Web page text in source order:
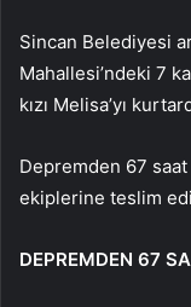
Sincan Belediyesi
Mahallesi’ndeki 7
kızı Melisa’yı
Depremden 67 saat
ekiplerine teslim
DEPREMDEN 67